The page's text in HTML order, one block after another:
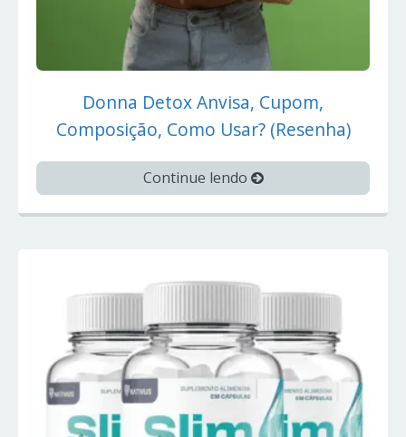
Donna Detox Anvisa, Cupom,
Composição, Como Usar? (Resenha)
Continue lendo